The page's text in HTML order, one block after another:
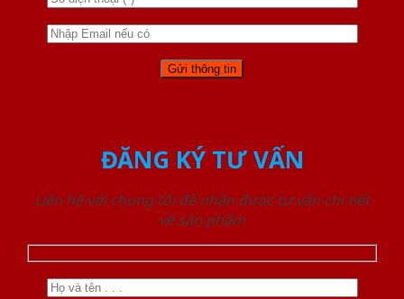
ĐĂNG KÝ TƯ VẤN
Liên hệ với chúng tôi để nhận được tư vấn chi tiết
về sản phẩm